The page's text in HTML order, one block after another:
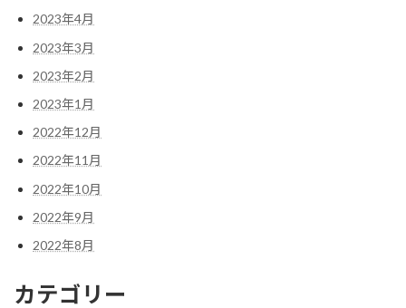
2023年4月
2023年3月
2023年2月
2023年1月
2022年12月
2022年11月
2022年10月
2022年9月
2022年8月
カテゴリー